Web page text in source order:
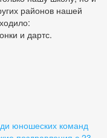
районов нашей
и дартс.
юношеских команд